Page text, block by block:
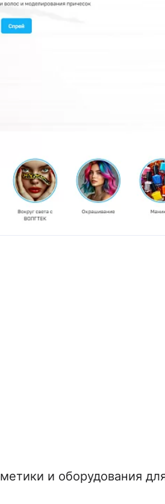
и оборудования